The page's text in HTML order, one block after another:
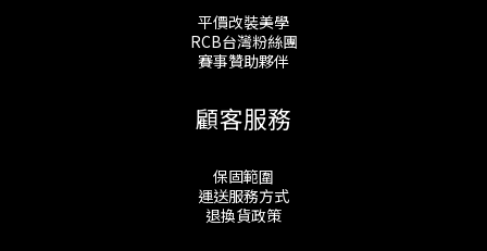
平價改裝美學
RCB台灣粉絲團
賽事贊助夥伴
顧客服務
保固範圍
運送服務方式
退換貨政策